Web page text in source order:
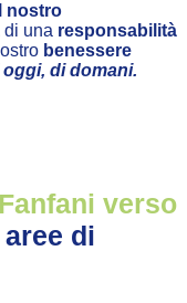
nostro
di una responsabilità
benessere
oggi, di domani.
verso
aree di